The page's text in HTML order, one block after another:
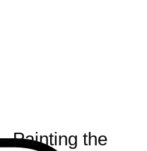
Painting the